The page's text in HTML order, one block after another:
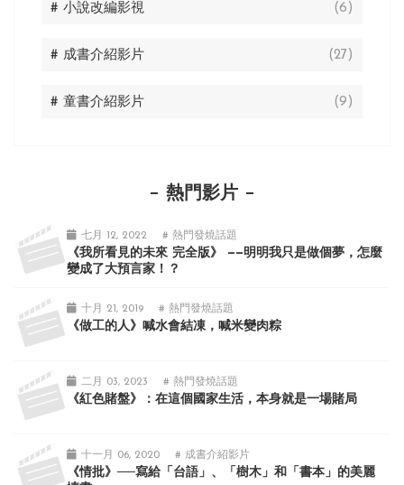
# 小說改編影視 (6)
# 成書介紹影片 (27)
# 童書介紹影片 (9)
熱門影片
七月 12, 2022 # 熱門發燒話題
《我所看見的未來 完全版》 ——明明我只是做個夢，怎麼
變成了大預言家！？
十月 21, 2019 # 熱門發燒話題
《做工的人》喊水會結凍，喊米變肉粽
二月 03, 2023 # 熱門發燒話題
《紅色賭盤》：在這個國家生活，本身就是一場賭局
十一月 06, 2020 # 成書介紹影片
《情批》──寫給「台語」、「樹木」和「書本」的美麗